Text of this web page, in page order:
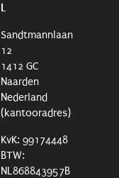
L
Sandtmannlaan
12
1412 GC
Naarden
Nederland
(kantooradres)
KvK: 99174448
BTW:
NL868843957B